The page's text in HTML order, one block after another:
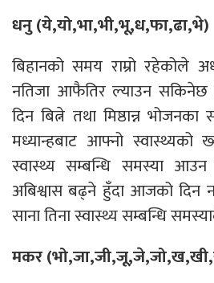
धनु (ये,यो,भा,भी,भू,ध,फा,ढा,भे)
बिहानको समय राम्रो रहेकोले
नतिजा आफैतिर ल्याउन सकिनेछ ।
दिन बित्ने तथा मिष्ठान्न
मध्यान्हबाट आफ्नो स्वास्थ्यको
स्वास्थ्य सम्बन्धि समस्या
अबिश्वास बढ्ने हुँदा आजको दिन
साना तिना स्वास्थ्य सम्बन्धि
मकर